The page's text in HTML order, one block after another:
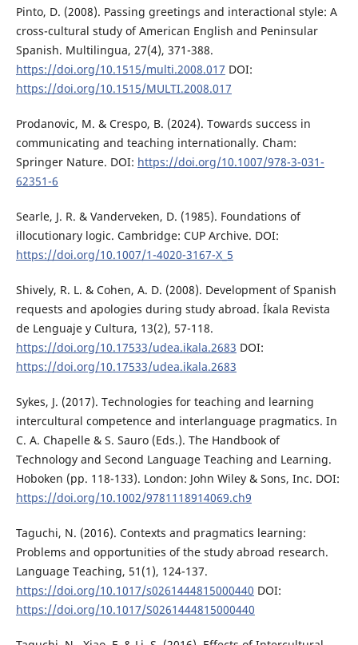
Pinto, D. (2008). Passing greetings and interactional style: A
cross-cultural study of American English and Peninsular
Spanish. Multilingua, 27(4), 371-388.
https://doi.org/10.1515/multi.2008.017 DOI:
https://doi.org/10.1515/MULTI.2008.017
Prodanovic, M. & Crespo, B. (2024). Towards success in
communicating and teaching internationally. Cham:
Springer Nature. DOI: https://doi.org/10.1007/978-3-031-
62351-6
Searle, J. R. & Vanderveken, D. (1985). Foundations of
illocutionary logic. Cambridge: CUP Archive. DOI:
https://doi.org/10.1007/1-4020-3167-X_5
Shively, R. L. & Cohen, A. D. (2008). Development of Spanish
requests and apologies during study abroad. Íkala Revista
de Lenguaje y Cultura, 13(2), 57-118.
https://doi.org/10.17533/udea.ikala.2683 DOI:
https://doi.org/10.17533/udea.ikala.2683
Sykes, J. (2017). Technologies for teaching and learning
intercultural competence and interlanguage pragmatics. In
C. A. Chapelle & S. Sauro (Eds.). The Handbook of
Technology and Second Language Teaching and Learning.
Hoboken (pp. 118-133). London: John Wiley & Sons, Inc. DOI:
https://doi.org/10.1002/9781118914069.ch9
Taguchi, N. (2016). Contexts and pragmatics learning:
Problems and opportunities of the study abroad research.
Language Teaching, 51(1), 124-137.
https://doi.org/10.1017/s0261444815000440 DOI:
https://doi.org/10.1017/S0261444815000440